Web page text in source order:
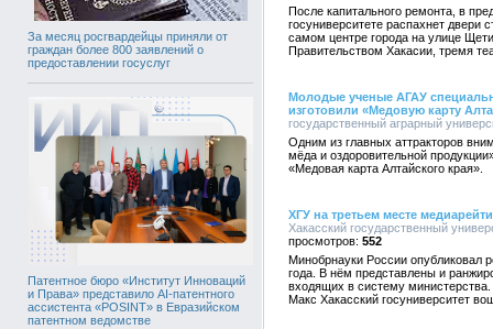
За месяц росгвардейцы приняли от
граждан более 800 заявлений о
предоставлении госуслуг
Патентное бюро «Институт Инноваций
и Права» представило AI-патентного
ассистента «POSINT» в Евразийском
патентном ведомстве
После капитального ремонта, в
госуниверситете распахнет
самом центре города на улице
Правительством Хакасии, тремя
Молодые ученые АГАУ
изготовили «Медовую карту
государственный аграрный
Одним из главных аттракторов
мёда и оздоровительной
«Медовая карта Алтайского края».
ХГУ на третьем месте
Хакасский государственный
552
Минобрнауки России опубликовал
года. В нём представлены и
входящих в систему
Макс Хакасский госуниверситет